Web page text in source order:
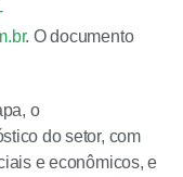
. O documento
o
do setor, com
e econômicos, e